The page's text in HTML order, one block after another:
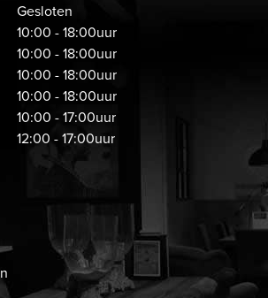
Gesloten
10:00 - 18:00uur
10:00 - 18:00uur
10:00 - 18:00uur
10:00 - 18:00uur
10:00 - 17:00uur
12:00 - 17:00uur